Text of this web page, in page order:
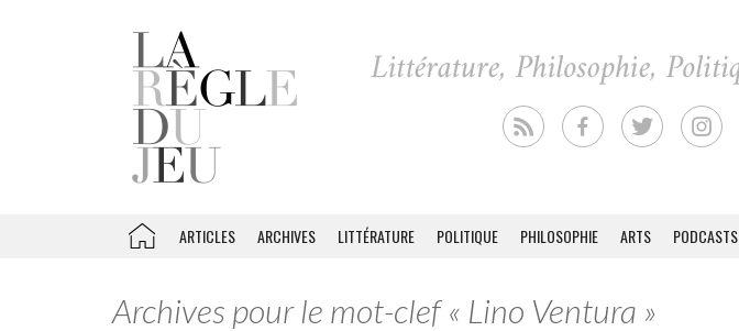
ARTICLES ARCHIVES LITTÉRATURE POLITIQUE PHILOSOPHIE ARTS PODCASTS
Archives pour le mot-clef « Lino Ventura »